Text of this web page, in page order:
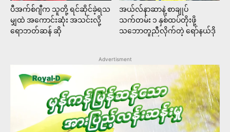
ပီအက်စ်ဂျီက သူတို့ ရင်ဆိုင်ခဲ့ရသ
မျှထဲ အကောင်းဆုံး အသင်းလို့
ရောဘတ်ဆန် ဆို
အယ်လ်နာဆာနဲ့ စာချုပ်
သက်တမ်း ၁ နှစ်ထပ်တိုးဖို့
သဘောတူညီလိုက်တဲ့ ရော်နယ်ဒို
Advertisment